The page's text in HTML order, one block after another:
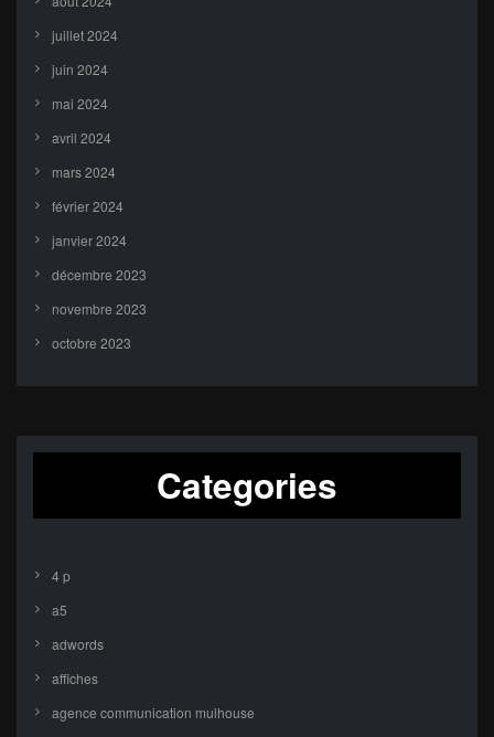
juillet 2024
juin 2024
mai 2024
avril 2024
mars 2024
février 2024
janvier 2024
décembre 2023
novembre 2023
octobre 2023
Categories
4 p
a5
adwords
affiches
agence communication mulhouse